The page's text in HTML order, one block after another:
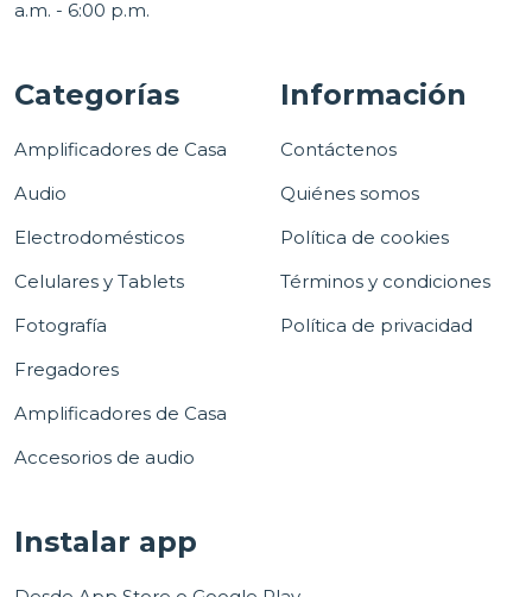
a.m. - 6:00 p.m.
Categorías
Amplificadores de Casa
Audio
Electrodomésticos
Celulares y Tablets
Fotografía
Fregadores
Amplificadores de Casa
Accesorios de audio
Información
Contáctenos
Quiénes somos
Política de cookies
Términos y condiciones
Política de privacidad
Instalar app